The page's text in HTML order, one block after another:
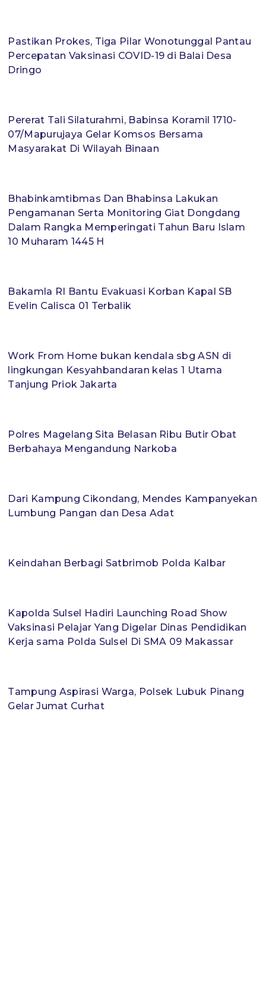
Pastikan Prokes, Tiga Pilar Wonotunggal Pantau
Percepatan Vaksinasi COVID-19 di Balai Desa
Dringo
Pererat Tali Silaturahmi, Babinsa Koramil 1710-
07/Mapurujaya Gelar Komsos Bersama
Masyarakat Di Wilayah Binaan
Bhabinkamtibmas Dan Bhabinsa Lakukan
Pengamanan Serta Monitoring Giat Dongdang
Dalam Rangka Memperingati Tahun Baru Islam
10 Muharam 1445 H
Bakamla RI Bantu Evakuasi Korban Kapal SB
Evelin Calisca 01 Terbalik
Work From Home bukan kendala sbg ASN di
lingkungan Kesyahbandaran kelas 1 Utama
Tanjung Priok Jakarta
Polres Magelang Sita Belasan Ribu Butir Obat
Berbahaya Mengandung Narkoba
Dari Kampung Cikondang, Mendes Kampanyekan
Lumbung Pangan dan Desa Adat
Keindahan Berbagi Satbrimob Polda Kalbar
Kapolda Sulsel Hadiri Launching Road Show
Vaksinasi Pelajar Yang Digelar Dinas Pendidikan
Kerja sama Polda Sulsel Di SMA 09 Makassar
Tampung Aspirasi Warga, Polsek Lubuk Pinang
Gelar Jumat Curhat